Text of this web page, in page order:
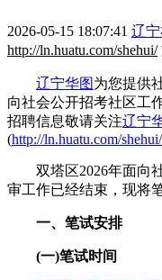
2026-05-15 18:07:41 辽
http://ln.huatu.com/shehui/
辽宁华图为您提供
向社会公开招考社区工
招聘信息敬请关注辽宁
(http://ln.huatu.com/shehui/
双塔区2026年面向社
审工作已经结束，现将
一、笔试安排
(一)笔试时间